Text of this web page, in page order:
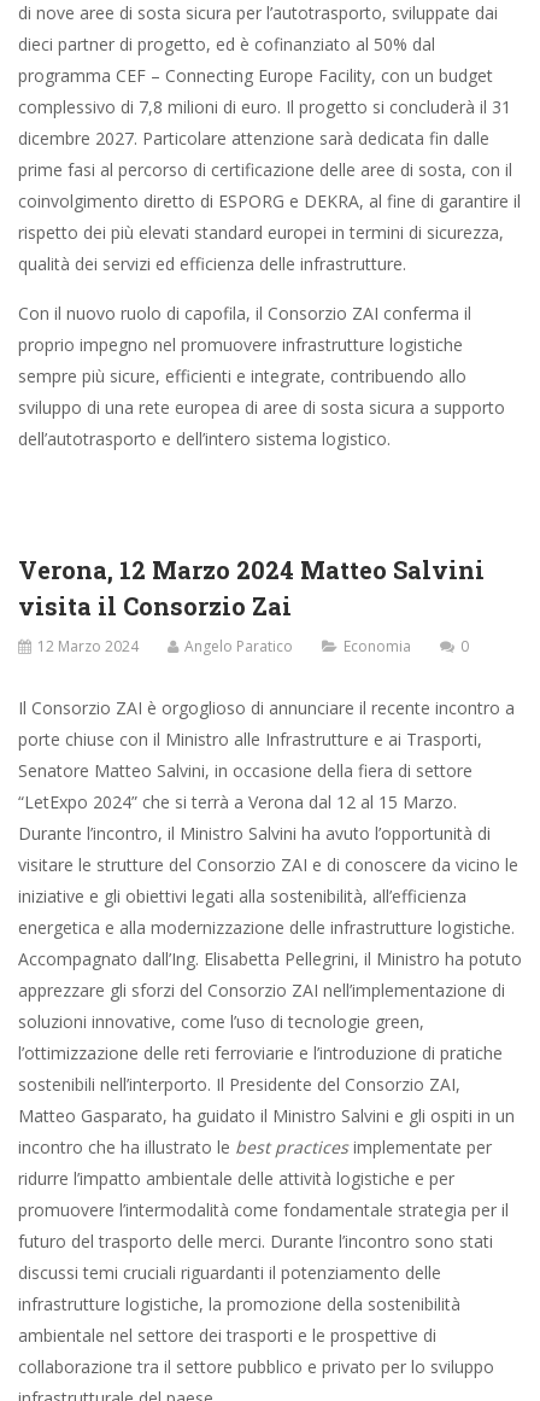
di nove aree di sosta sicura per l’autotrasporto, sviluppate dai
dieci partner di progetto, ed è cofinanziato al 50% dal
programma CEF – Connecting Europe Facility, con un budget
complessivo di 7,8 milioni di euro. Il progetto si concluderà il 31
dicembre 2027. Particolare attenzione sarà dedicata fin dalle
prime fasi al percorso di certificazione delle aree di sosta, con il
coinvolgimento diretto di ESPORG e DEKRA, al fine di garantire il
rispetto dei più elevati standard europei in termini di sicurezza,
qualità dei servizi ed efficienza delle infrastrutture.
Con il nuovo ruolo di capofila, il Consorzio ZAI conferma il
proprio impegno nel promuovere infrastrutture logistiche
sempre più sicure, efficienti e integrate, contribuendo allo
sviluppo di una rete europea di aree di sosta sicura a supporto
dell’autotrasporto e dell’intero sistema logistico.
Verona, 12 Marzo 2024 Matteo Salvini
visita il Consorzio Zai
12 Marzo 2024 Angelo Paratico Economia 0
Il Consorzio ZAI è orgoglioso di annunciare il recente incontro a
porte chiuse con il Ministro alle Infrastrutture e ai Trasporti,
Senatore Matteo Salvini, in occasione della fiera di settore
“LetExpo 2024” che si terrà a Verona dal 12 al 15 Marzo.
Durante l’incontro, il Ministro Salvini ha avuto l’opportunità di
visitare le strutture del Consorzio ZAI e di conoscere da vicino le
iniziative e gli obiettivi legati alla sostenibilità, all’efficienza
energetica e alla modernizzazione delle infrastrutture logistiche.
Accompagnato dall’Ing. Elisabetta Pellegrini, il Ministro ha potuto
apprezzare gli sforzi del Consorzio ZAI nell’implementazione di
soluzioni innovative, come l’uso di tecnologie green,
l’ottimizzazione delle reti ferroviarie e l’introduzione di pratiche
sostenibili nell’interporto. Il Presidente del Consorzio ZAI,
Matteo Gasparato, ha guidato il Ministro Salvini e gli ospiti in un
incontro che ha illustrato le best practicesimplementate per
ridurre l’impatto ambientale delle attività logistiche e per
promuovere l’intermodalità come fondamentale strategia per il
futuro del trasporto delle merci. Durante l’incontro sono stati
discussi temi cruciali riguardanti il potenziamento delle
infrastrutture logistiche, la promozione della sostenibilità
ambientale nel settore dei trasporti e le prospettive di
collaborazione tra il settore pubblico e privato per lo sviluppo